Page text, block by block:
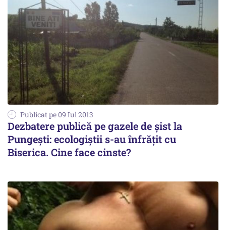
Publicat pe 09 Iul 2013
Dezbatere publică pe gazele de șist la
Pungești: ecologiștii s-au înfrățit cu
Biserica. Cine face cinste?